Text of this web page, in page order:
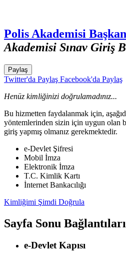
Polis Akademisi
Akademisi Sınav Giriş
Paylaş
Twitter'da Paylaş Facebook'da Paylaş
Henüz kimliğinizi doğrulamadınız...
Bu hizmetten faydalanmak için,
yöntemlerinden sizin için uygun olan
giriş yapmış olmanız gerekmektedir.
e-Devlet Şifresi
Mobil İmza
Elektronik İmza
T.C. Kimlik Kartı
İnternet Bankacılığı
Kimliğimi Şimdi Doğrula
Sayfa Sonu Bağlantıları
e-Devlet Kapısı